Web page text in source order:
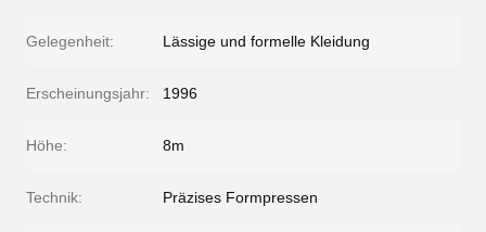
Gelegenheit: Lässige und formelle Kleidung
Erscheinungsjahr: 1996
Höhe: 8m
Technik: Präzises Formpressen